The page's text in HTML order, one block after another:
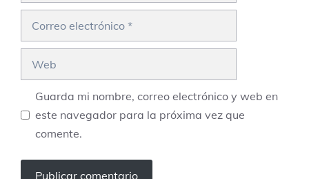
Guarda mi nombre, correo electrónico y web en
este navegador para la próxima vez que
comente.